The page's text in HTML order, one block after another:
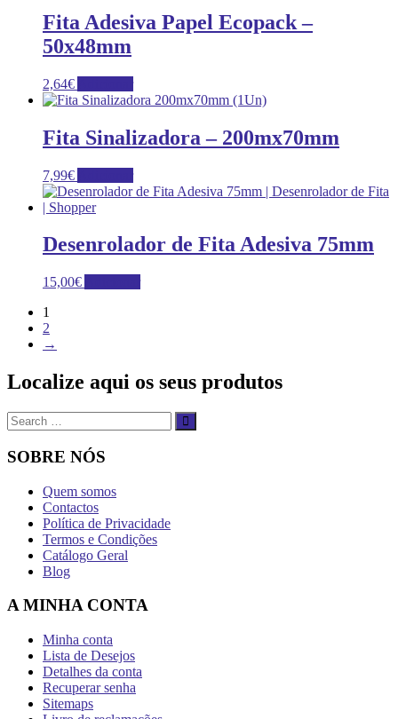
Fita Adesiva Papel Ecopack –
50x48mm
2,64€
Fita Sinalizadora – 200mx70mm
7,99€
Desenrolador de Fita Adesiva 75mm
15,00€
1
2
→
Localize aqui os seus produtos
Search
…
SOBRE NÓS
Quem somos
Contactos
Política de Privacidade
Termos e Condições
Catálogo Geral
Blog
A MINHA CONTA
Minha conta
Lista de Desejos
Detalhes da conta
Recuperar senha
Sitemaps